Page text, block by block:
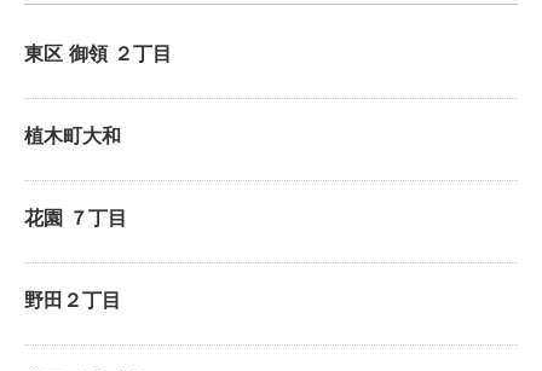
東区 御領 ２丁目
植木町大和
花園 ７丁目
野田２丁目